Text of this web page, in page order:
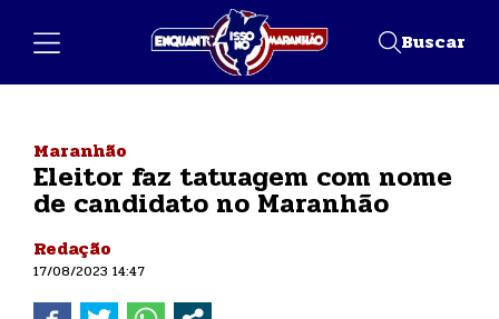
Buscar
Maranhão
Eleitor faz tatuagem com nome
de candidato no Maranhão
Redação
17/08/2023 14:47